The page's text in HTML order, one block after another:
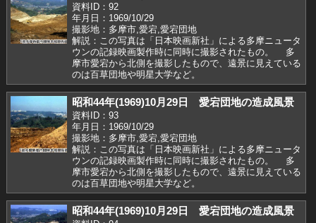
資料ID：92
年月日：1969/10/29
撮影地：多摩市,愛宕,愛宕団地
解説：この写真は「日本映画新社」による多摩ニュータ
ウンの記録映画製作時に同時に撮影されたもの。 多
摩市愛宕から北側を撮影したもので、遠景に見えている
のは百草団地や明星大学など。
昭和44年(1969)10月29日 愛宕団地の造成風景
資料ID：93
年月日：1969/10/29
撮影地：多摩市,愛宕,愛宕団地
解説：この写真は「日本映画新社」による多摩ニュータ
ウンの記録映画製作時に同時に撮影されたもの。 多
摩市愛宕から北側を撮影したもので、遠景に見えている
のは百草団地や明星大学など。
昭和44年(1969)10月29日 愛宕団地の造成風景